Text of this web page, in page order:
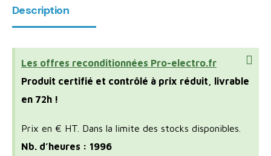
Description
Les offres reconditionnées Pro-electro.fr
Produit certifié et contrôlé à prix réduit, livrable
en 72h !
Prix en € HT. Dans la limite des stocks disponibles.
Nb. d’heures : 1996